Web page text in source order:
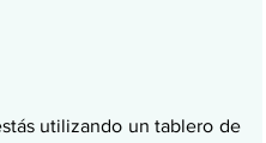
utilizando un tablero de